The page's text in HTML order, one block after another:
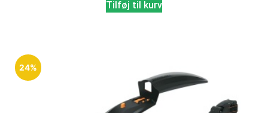
Tilføj til kurv
24%